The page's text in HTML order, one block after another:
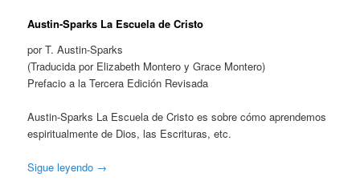
Austin-Sparks La Escuela de Cristo
por T. Austin-Sparks
(Traducida por Elizabeth Montero y Grace Montero)
Prefacio a la Tercera Edición Revisada
Austin-Sparks La Escuela de Cristo es sobre cómo aprendemos
espiritualmente de Dios, las Escrituras, etc.
Sigue leyendo →